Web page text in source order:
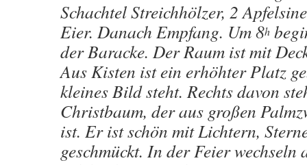
Schachtel Streichhölzer, 2
Eier. Danach Empfang. Um 8h
der Baracke. Der Raum ist mit
Aus Kisten ist ein erhöhter Platz
kleines Bild steht. Rechts davon
Christbaum, der aus großen
ist. Er ist schön mit Lichtern,
geschmückt. In der Feier wechseln